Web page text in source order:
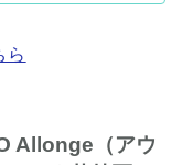
ら
Allonge（アウ